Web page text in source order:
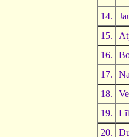
14.
15.
16.
17.
18.
19.
20.